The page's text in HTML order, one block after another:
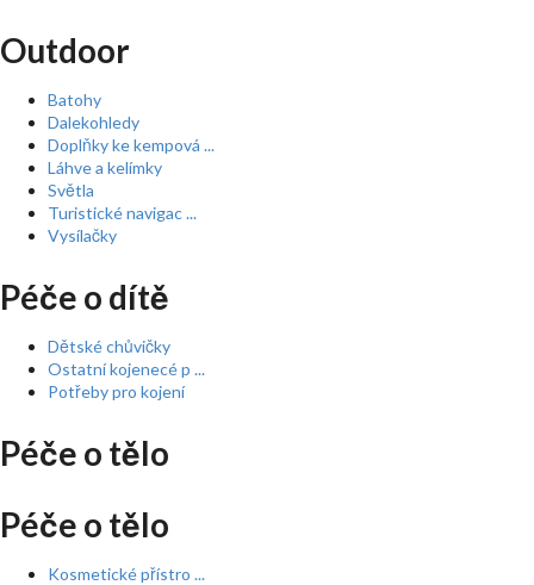
Outdoor
Batohy
Dalekohledy
Doplňky ke kempová ...
Láhve a kelímky
Světla
Turistické navigac ...
Vysílačky
Péče o dítě
Dětské chůvičky
Ostatní kojenecé p ...
Potřeby pro kojení
Péče o tělo
Péče o tělo
Kosmetické přístro ...